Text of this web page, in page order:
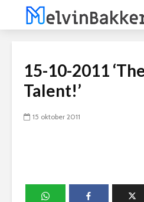
15-10-2011
Talent!’
15 oktober 2011